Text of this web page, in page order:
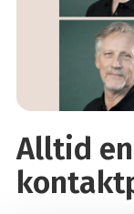
Alltid